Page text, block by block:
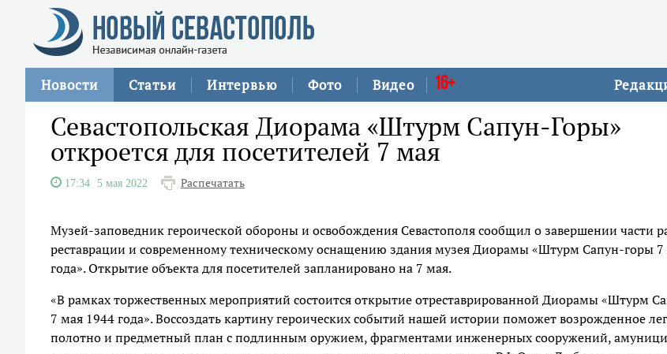
Новости Статьи Интервью Фото Видео 16+
Севастопольская Диорама «Штурм Сапун-Горы»
откроется для посетителей 7 мая
17:34 5 мая 2022 Распечатать
Музей-заповедник героической обороны и освобождения Севастополя сообщил о завершении части
реставрации и современному техническому оснащению здания музея Диорамы «Штурм Сапун-горы 7
года». Открытие объекта для посетителей запланировано на 7 мая.
«В рамках торжественных мероприятий состоится открытие отреставрированной Диорамы «Штурм
7 мая 1944 года». Воссоздать картину героических событий нашей истории поможет возрожденное
полотно и предметный план с подлинным оружием, фрагментами инженерных сооружений,